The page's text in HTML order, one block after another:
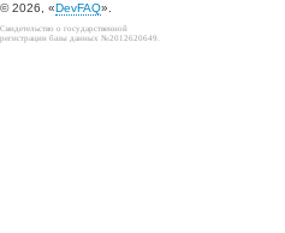
© 2026, «DevFAQ».
Свидетельство о государственной
регистрации базы данных №2012620649.